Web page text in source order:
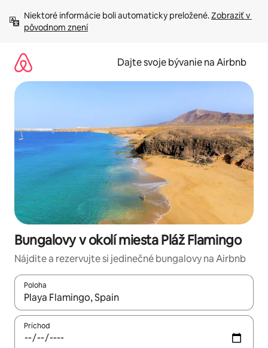
obsah.
Niektoré informácie boli automaticky preložené. Zobraziť v
pôvodnom znení
Dajte svoje bývanie na Airbnb
Bungalovy v okolí miesta Pláž Flamingo
Nájdite a rezervujte si jedinečné bungalovy na Airbnb
Poloha
Keď budú výsledky k dispozícii, môžete si ich prechádzať
Príchod